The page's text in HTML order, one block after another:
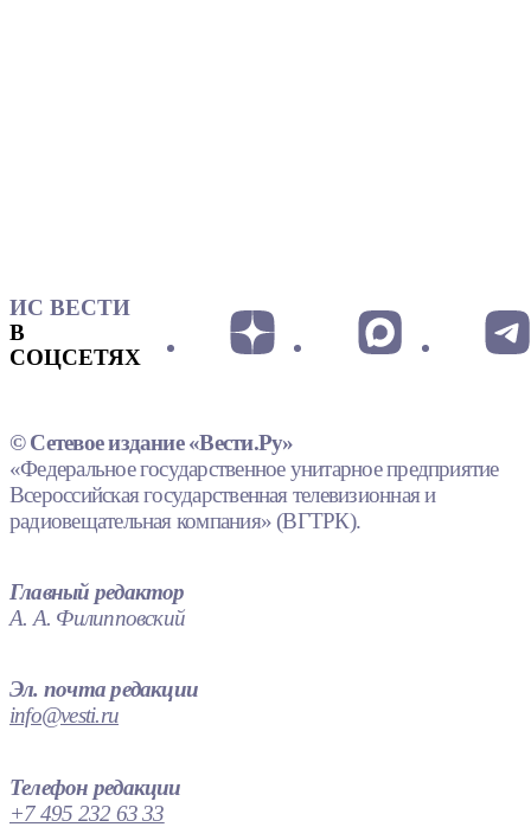
ИС ВЕСТИ
В
СОЦСЕТЯХ
© Сетевое издание «Вести.Ру»
«Федеральное государственное унитарное предприятие
Всероссийская государственная телевизионная и
радиовещательная компания» (ВГТРК).
Главный редактор
А. А. Филипповский
Эл. почта редакции
info@vesti.ru
Телефон редакции
+7 495 232 63 33